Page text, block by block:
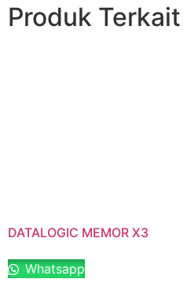
Produk Terkait
DATALOGIC MEMOR X3
Whatsapp